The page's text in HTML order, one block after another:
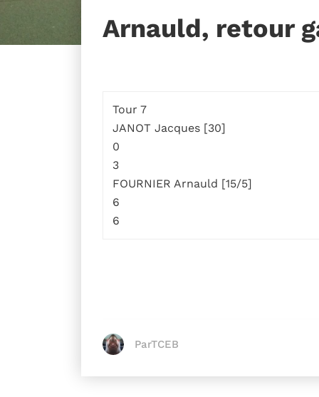
Arnauld, retour
Tour 7
JANOT Jacques [30]
0
3
FOURNIER Arnauld [15/5]
6
6
ParTCEB